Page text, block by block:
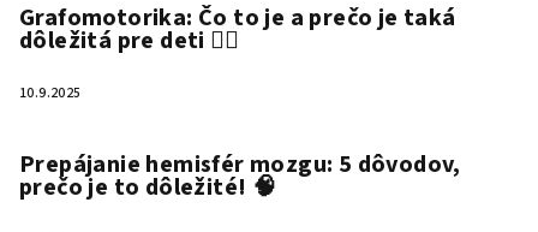
Grafomotorika: Čo to je a prečo je taká
dôležitá pre deti ✍🏻
10.9.2025
Prepájanie hemisfér mozgu: 5 dôvodov,
prečo je to dôležité! 🧠